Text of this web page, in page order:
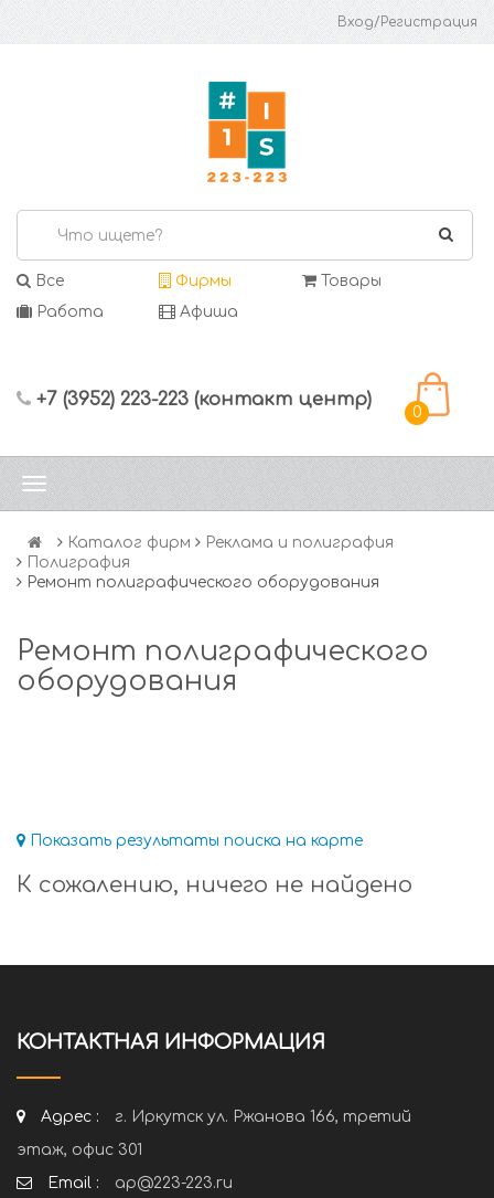
Вход/Регистрация
Все Фирмы
Товары
Работа
Афиша
+7 (3952) 223-223 (контакт центр)
0
Каталог фирм
Реклама и полиграфия
Полиграфия
Ремонт полиграфического оборудования
Ремонт полиграфического
оборудования
Показать результаты поиска на карте
К сожалению, ничего не найдено
КОНТАКТНАЯ ИНФОРМАЦИЯ
Адрес :
г. Иркутск ул. Ржанова 166, третий
этаж, офис 301
Email :
ap@223-223.ru